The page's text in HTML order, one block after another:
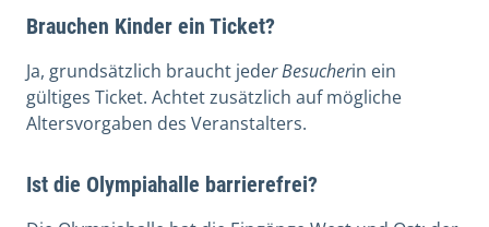
Brauchen Kinder ein Ticket?
Ja, grundsätzlich braucht jeder Besucherin ein
gültiges Ticket. Achtet zusätzlich auf mögliche
Altersvorgaben des Veranstalters.
Ist die Olympiahalle barrierefrei?